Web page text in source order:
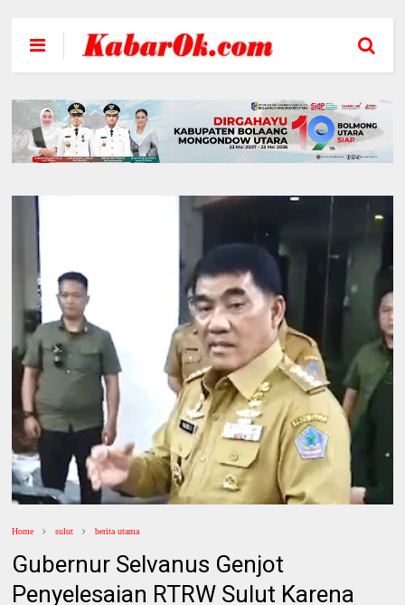
Home sulut berita utama
Gubernur Selvanus Genjot
Penyelesaian RTRW Sulut Karena